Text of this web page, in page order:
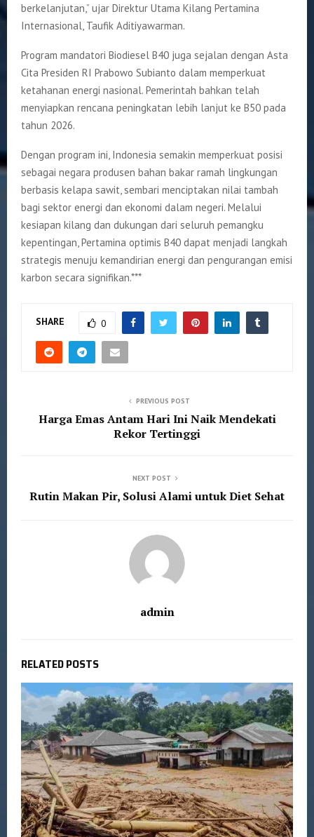
berkelanjutan,” ujar Direktur Utama Kilang Pertamina
Internasional, Taufik Aditiyawarman.
Program mandatori Biodiesel B40 juga sejalan dengan Asta
Cita Presiden RI Prabowo Subianto dalam memperkuat
ketahanan energi nasional. Pemerintah bahkan telah
menyiapkan rencana peningkatan lebih lanjut ke B50 pada
tahun 2026.
Dengan program ini, Indonesia semakin memperkuat posisi
sebagai negara produsen bahan bakar ramah lingkungan
berbasis kelapa sawit, sembari menciptakan nilai tambah
bagi sektor energi dan ekonomi dalam negeri. Melalui
kesiapan kilang dan dukungan dari seluruh pemangku
kepentingan, Pertamina optimis B40 dapat menjadi langkah
strategis menuju kemandirian energi dan pengurangan emisi
karbon secara signifikan.***
SHARE 0
PREVIOUS POST
Harga Emas Antam Hari Ini Naik Mendekati
Rekor Tertinggi
NEXT POST
Rutin Makan Pir, Solusi Alami untuk Diet Sehat
admin
RELATED POSTS